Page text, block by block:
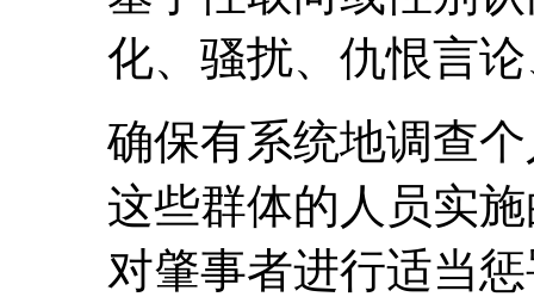
化、骚扰、仇恨言
确保有系统地调查
这些群体的人员实
对肇事者进行适当